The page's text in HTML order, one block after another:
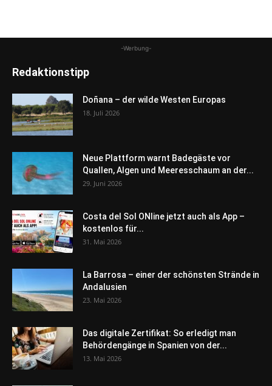
-Werbung-
Redaktionstipp
Doñana – der wilde Westen Europas
18. Juli 2026
Neue Plattform warnt Badegäste vor
Quallen, Algen und Meeresschaum an der...
29. Juni 2026
Costa del Sol ONline jetzt auch als App –
kostenlos für...
31. Mai 2026
La Barrosa – einer der schönsten Strände in
Andalusien
23. Mai 2026
Das digitale Zertifikat: So erledigt man
Behördengänge in Spanien von der...
13. Mai 2026